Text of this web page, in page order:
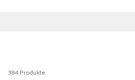
394 Produkte